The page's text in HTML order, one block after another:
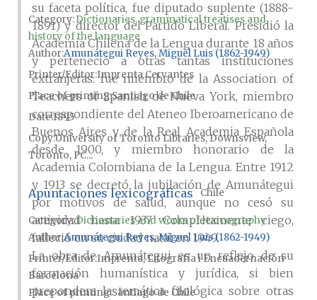
su faceta política, fue diputado suplente (1888-
1891) y director del Partido Liberal. Presidió la
Academia Chilena de la Lengua durante 18 años
y perteneció a otras tantas instituciones
extranjeras: fue miembro de la Association of
Teachers of Spanish de Nueva York, miembro
correspondiente del Ateneo Iberoamericano de
Buenos Aires y de la Real Academia Española
desde 1900, y miembro honorario de la
Academia Colombiana de la Lengua. Entre 1912
y 1913 se decretó la jubilación de Amunátegui
por motivos de salud, aunque no cesó su
actividad hasta 1937. Completamente ciego,
falleció en su ciudad natal en 1949.
La obra de Amunátegui es un reflejo de su
formación humanística y jurídica, si bien
prepondera la temática filológica sobre otras
Category:Dictionaries, grammatical treatises and
history of the language
Author Amunátegui Reyes, Miguel Luis (1862-1949)
Printer/Editor Imprenta Cervantes
Place of printingSantiago de Chile
Date1895
CopyUniversity of Toronto Libraries, Downsview,
Toronto, PC...
Apuntaciones lexicográficas Chile
Category:Dictionaries and works of lexicography
Author Amunátegui Reyes, Miguel Luis (1862-1949)
Printer/EditorImprenta, Litografía i Encuadernación
Barcelona
Place of printingSantiago de Chile